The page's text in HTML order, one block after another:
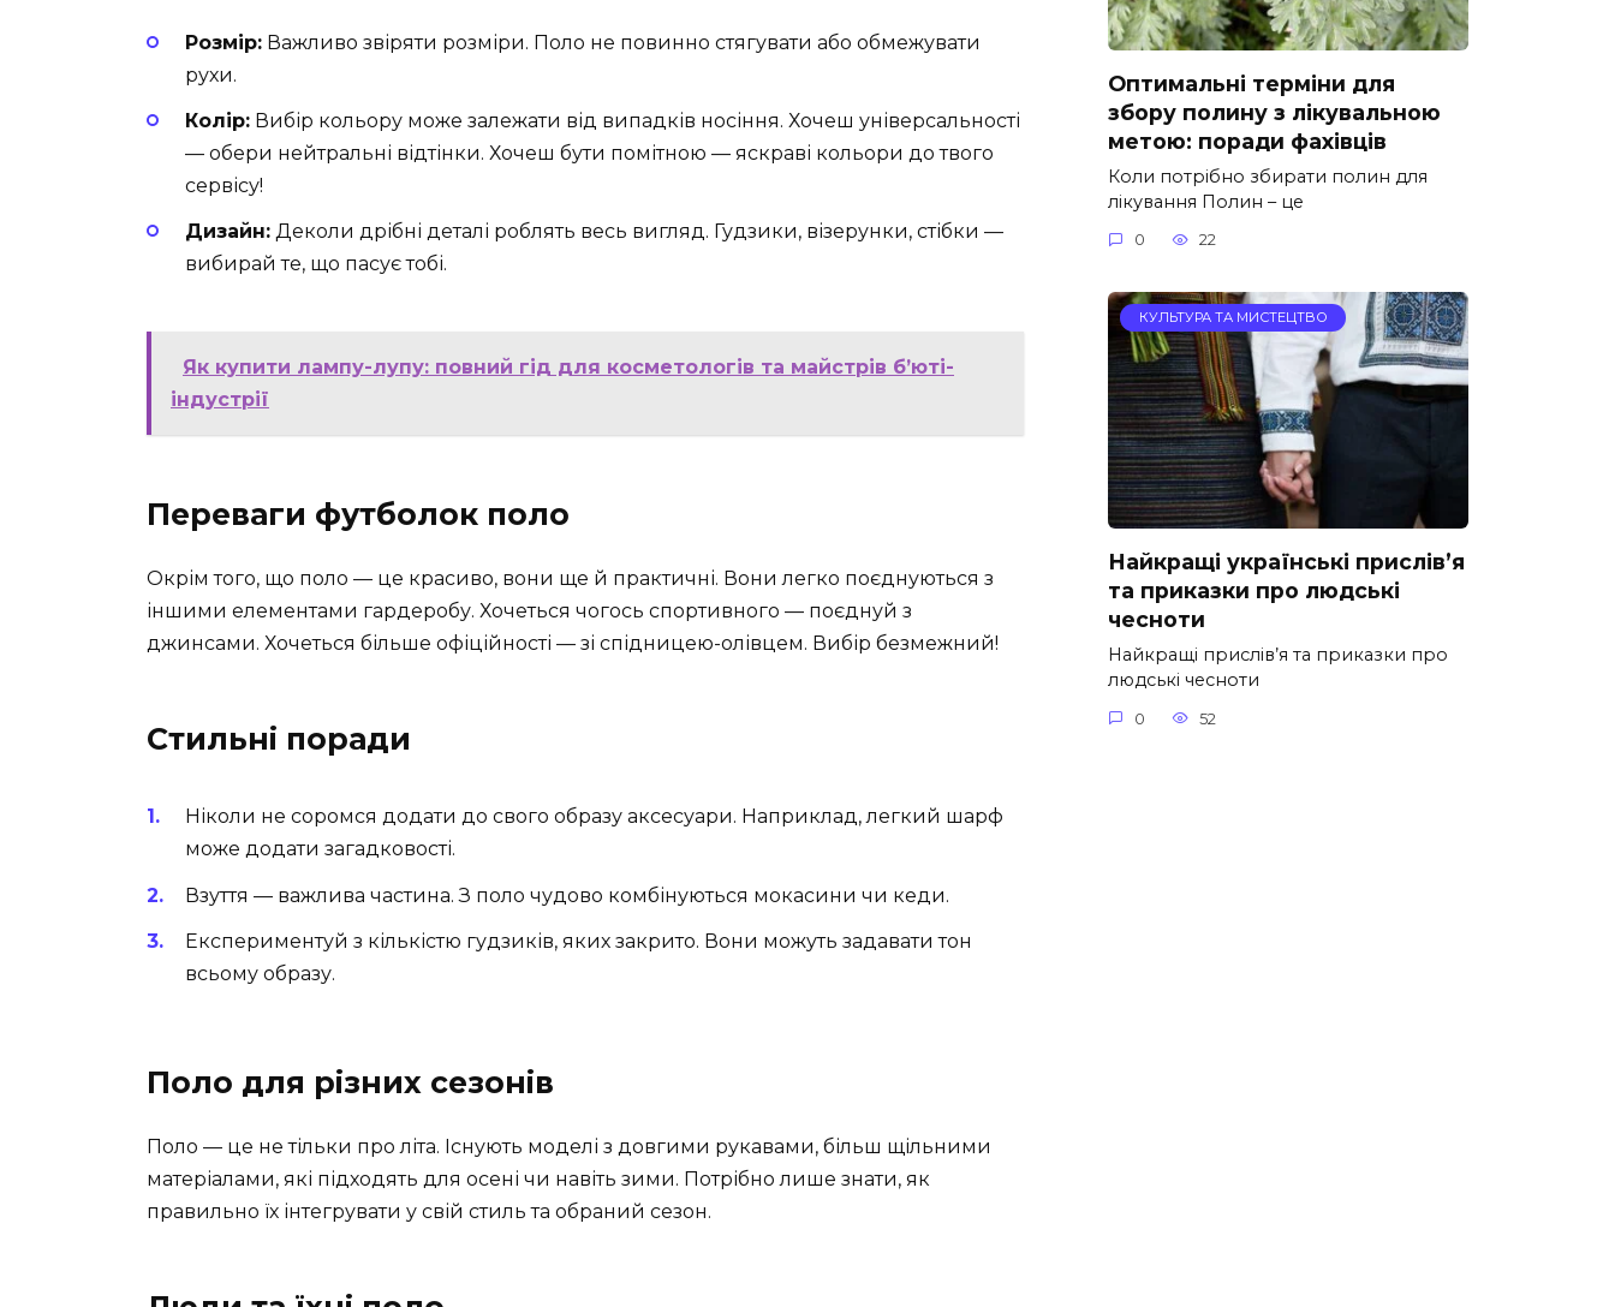
Розмір: Важливо звіряти розміри. Поло не повинно стягувати або обмежувати
рухи.
Колір: Вибір кольору може залежати від випадків носіння. Хочеш універсальності
— обери нейтральні відтінки. Хочеш бути помітною — яскраві кольори до твого
сервісу!
Дизайн: Деколи дрібні деталі роблять весь вигляд. Гудзики, візерунки, стібки —
вибирай те, що пасує тобі.
Як купити лампу-лупу: повний гід для косметологів та майстрів б’юті-
індустрії
Переваги футболок поло
Окрім того, що поло — це красиво, вони ще й практичні. Вони легко поєднуються з
іншими елементами гардеробу. Хочеться чогось спортивного — поєднуй з
джинсами. Хочеться більше офіційності — зі спідницею-олівцем. Вибір безмежний!
Стильні поради
Ніколи не соромся додати до свого образу аксесуари. Наприклад, легкий шарф
може додати загадковості.
Взуття — важлива частина. З поло чудово комбінуються мокасини чи кеди.
Експериментуй з кількістю гудзиків, яких закрито. Вони можуть задавати тон
всьому образу.
Поло для різних сезонів
Поло — це не тільки про літа. Існують моделі з довгими рукавами, більш щільними
матеріалами, які підходять для осені чи навіть зими. Потрібно лише знати, як
правильно їх інтегрувати у свій стиль та обраний сезон.
Оптимальні терміни для
збору полину з лікувальною
метою: поради фахівців
Коли потрібно збирати полин для
лікування Полин – це
0 22
КУЛЬТУРА ТА МИСТЕЦТВО
Найкращі українські прислів’я
та приказки про людські
чесноти
Найкращі прислів’я та приказки про
людські чесноти
0 52